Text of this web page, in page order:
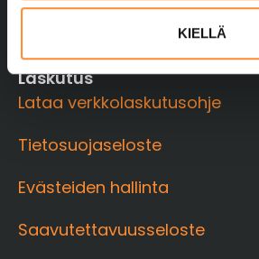
KIELLÄ
0400 363 799
koulutus@ppopisto.fi
Laskutus
Lataa verkkolaskutusohje
Tietosuojaseloste
Evästeiden hallinta
Saavutettavuusseloste